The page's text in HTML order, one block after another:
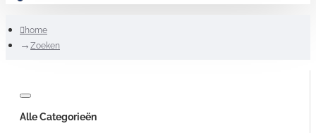
home
Zoeken
Alle Categorieën